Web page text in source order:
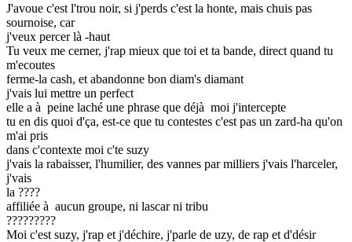
J'avoue c'est l'trou noir, si j'perds c'est la honte, mais chuis pas
sournoise, car
j'veux percer là -haut
Tu veux me cerner, j'rap mieux que toi et ta bande, direct quand tu
m'ecoutes
ferme-la cash, et abandonne bon diam's diamant
j'vais lui mettre un perfect
elle a à peine laché une phrase que déjà moi j'intercepte
tu en dis quoi d'ça, est-ce que tu contestes c'est pas un zard-ha qu'on
m'ai pris
dans c'contexte moi c'te suzy
j'vais la rabaisser, l'humilier, des vannes par milliers j'vais l'harceler,
j'vais
la ????
affiliée à aucun groupe, ni lascar ni tribu
?????????
Moi c'est suzy, j'rap et j'déchire, j'parle de uzy, de rap et d'désir